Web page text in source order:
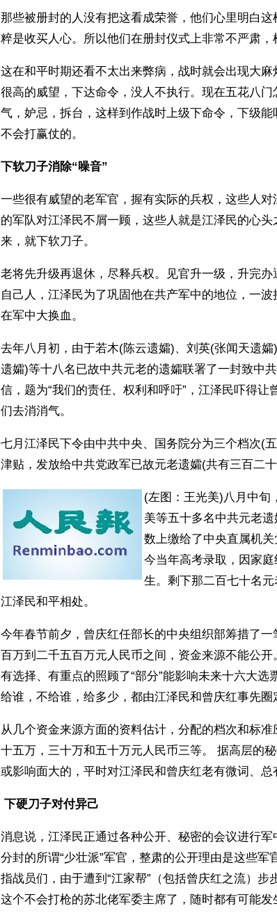
那些被册封的人没有把这看成荣誉，他们心里明白
粹是收买人心。所以他们在册封仪式上非常不严肃，
这在和平时期还看不太出来弊病，战时就会出现大
很高的威望，下达命令，没人不执行。现在五花八
气，妒忌，拆台，这样到作战时上级下命令，下级
不会打赢仗的。
下软刀子消除“噪音”
一些很有威望的老军官，握有实际的兵权，这些人
的军队对江泽民不屑一顾，这些人就是江泽民的心
来，就下软刀子。
老将先升级再退休，尽释兵权。见官升一级，升完
自己人，江泽民为了巩固他在共产军中的地位，一
在军中大换血。
去年八月初，由于若木(陈云遗孀)、刘英(张闻天遗
遗孀)等十八名已故中共元老的遗孀联署了一封致中
信，题为“我们的责任、权利和呼吁”，江泽民吓得
们去消消气。
七月江泽民下令由中共中央、国务院分为三个档次(
津贴，发放给中共党政军已故元老遗孀(共有三百二十
(左图：王光美)八月中旬
美等五十多名中共元老
数上缴给了中央直属机
今当年高考录取，因家
生。剩下那二百七十名
江泽民和平相处。
今年春节前夕，曾庆红任部长的中央组织部筹措了
百万到二千五百万元人民币之间，资金来源不能公开
有选择、有重点的照顾了“部分”能影响未来十六大选
给谁，不给谁，给多少，都由江泽民和曾庆红事先圈
从几个资金来源方面的资料估计，分配的档次和标准
十五万，三十万和五十万元人民币三等。 据高层的
或影响面大的，平时对江泽民和曾庆红老有微词、总
下硬刀子对付异己
消息说，江泽民正通过各种公开、秘密的会议进行
分封的所谓“少壮派”军官，整肃的公开理由是这些
指战员们，由于遭到“江家帮”（包括曾庆红之流）
这个不会打枪的苏北佬军委主席了，随时都有可能